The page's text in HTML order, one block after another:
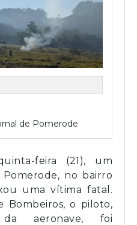
de Pomerode
feira (21), um
no bairro
uma vítima fatal.
Bombeiros, o piloto,
aeronave, foi